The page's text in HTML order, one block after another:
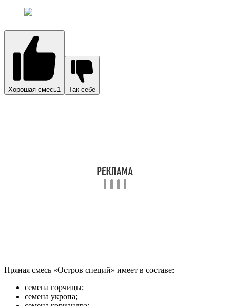
Хорошая смесь1 Так себе
сушеную зелень укропа;
Хорошая смесь4 Так себе1
«Мастер Дак» предлагаем мариновать огурцы с: